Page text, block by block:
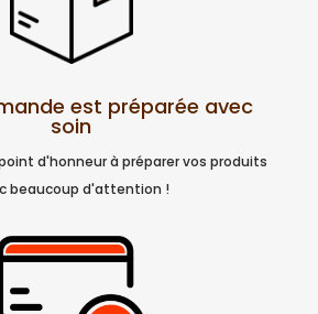
est préparée avec
soin
d'honneur à préparer vos produits
beaucoup d'attention !